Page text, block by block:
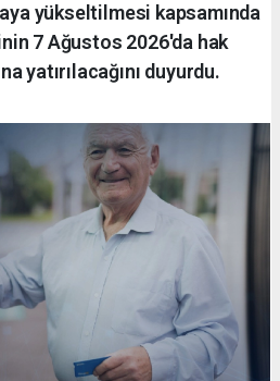
yükseltilmesi kapsamında
7 Ağustos 2026'da hak
yatırılacağını duyurdu.